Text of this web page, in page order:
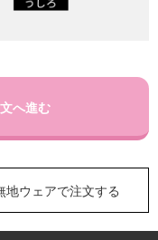
へ進む
地ウェアで注文する